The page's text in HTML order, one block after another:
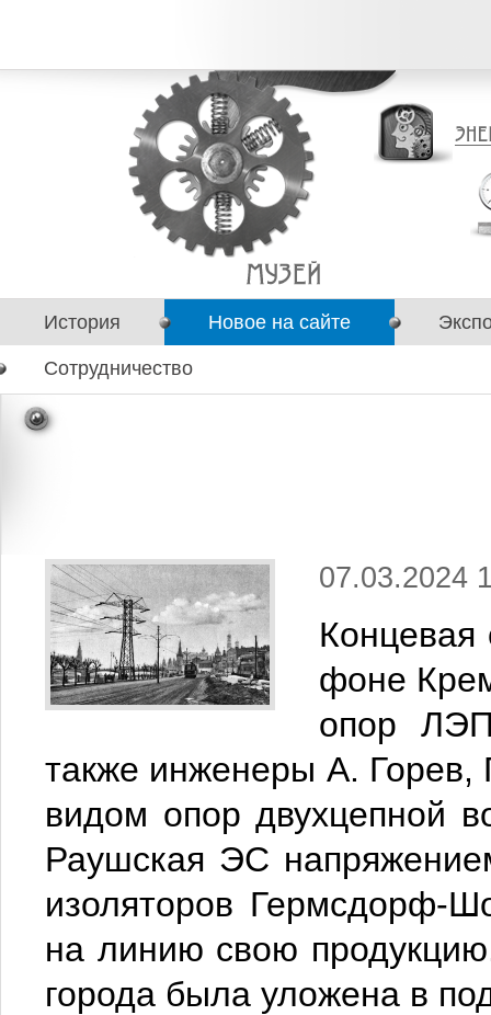
История Новое на сайте
Сотрудничество
07.03.2024
фоне
опор
также инженеры А.
видом опор двухцепной
Раушская ЭС
изоляторов Гермсдорф-
на линию свою
города была уложена в